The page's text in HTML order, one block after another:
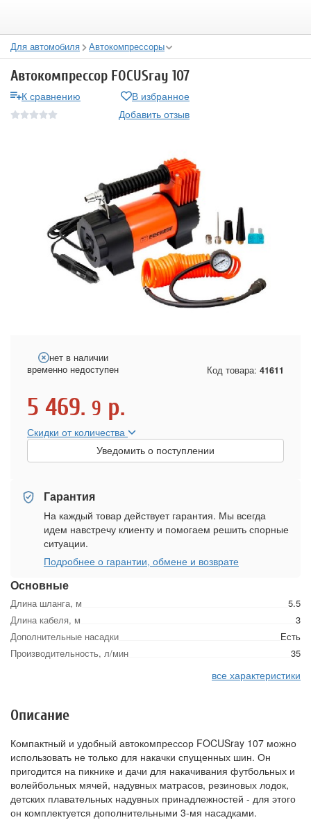
Для автомобиля Автокомпрессоры
Автокомпрессор FOCUSray 107
К сравнению
В избранное
Добавить отзыв
Основные
Длина шланга, м
5.5
Длина кабеля, м
3
Дополнительные насадки
Есть
Производительность, л/мин
35
все характеристики
нет в наличии
временно недоступен
Код товара: 41611
5 469. 9 р.
Скидки от количества
Уведомить о поступлении
Гарантия
На каждый товар действует гарантия. Мы всегда
идем навстречу клиенту и помогаем решить спорные
ситуации.
Подробнее о гарантии, обмене и возврате
Описание
Компактный и удобный автокомпрессор FOCUSray 107 можно
использовать не только для накачки спущенных шин. Он
пригодится на пикнике и дачи для накачивания футбольных и
волейбольных мячей, надувных матрасов, резиновых лодок,
детских плавательных надувных принадлежностей - для этого
он комплектуется дополнительными 3-мя насадками.